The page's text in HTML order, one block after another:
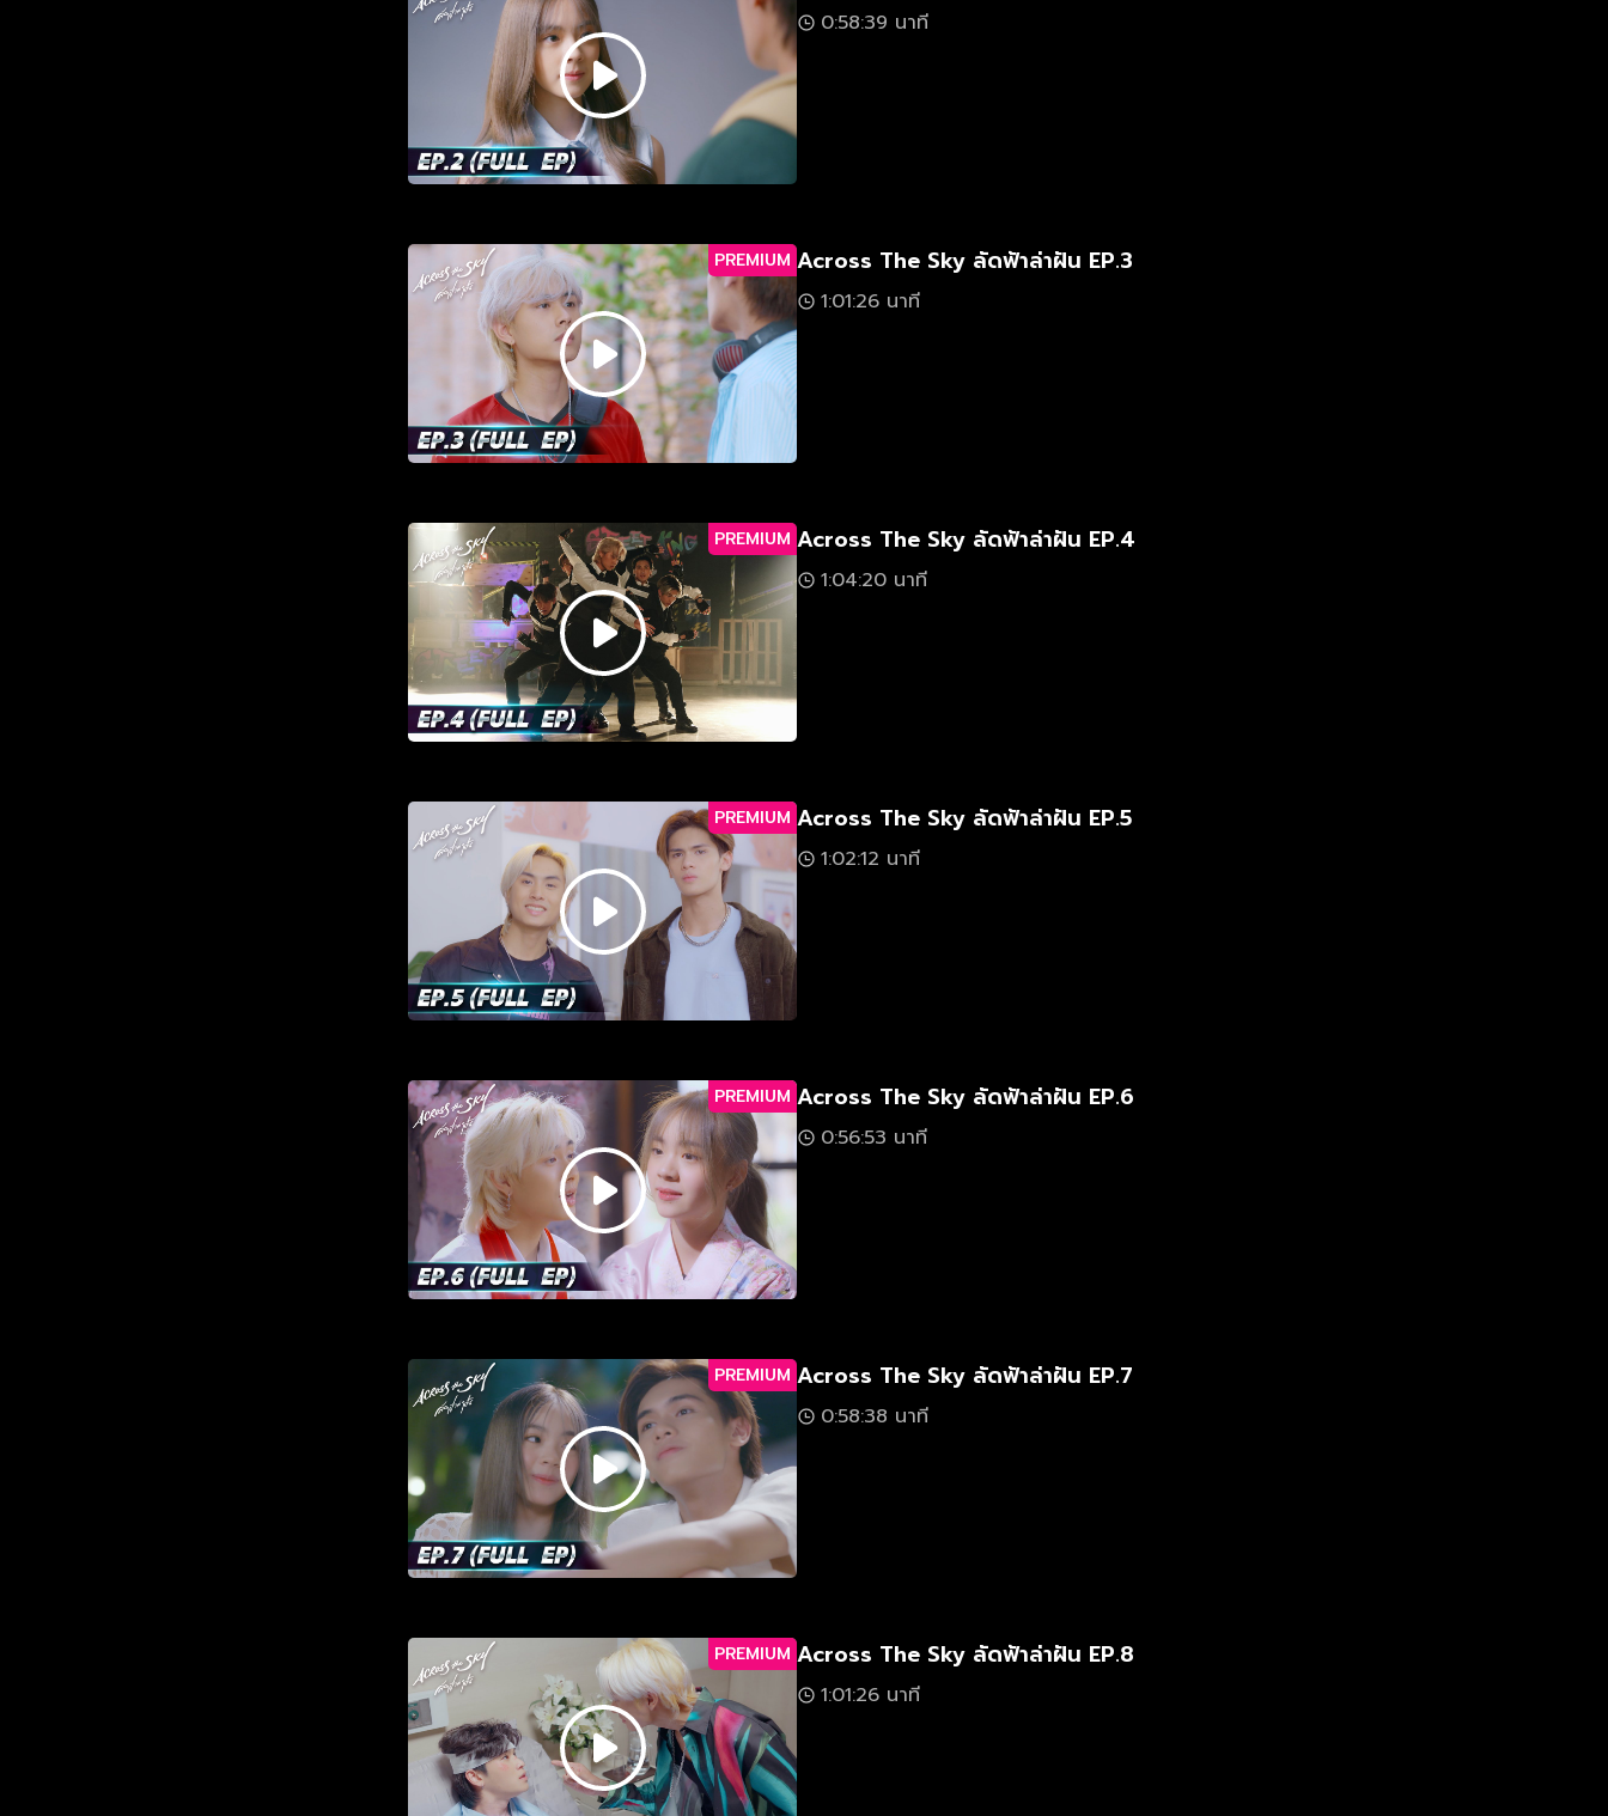
0:58:39 นาที
PREMIUM Across The Sky ลัดฟ้าล่าฝัน EP.3
1:01:26 นาที
PREMIUM Across The Sky ลัดฟ้าล่าฝัน EP.4
1:04:20 นาที
PREMIUM Across The Sky ลัดฟ้าล่าฝัน EP.5
1:02:12 นาที
PREMIUM Across The Sky ลัดฟ้าล่าฝัน EP.6
0:56:53 นาที
PREMIUM Across The Sky ลัดฟ้าล่าฝัน EP.7
0:58:38 นาที
PREMIUM Across The Sky ลัดฟ้าล่าฝัน EP.8
1:01:26 นาที